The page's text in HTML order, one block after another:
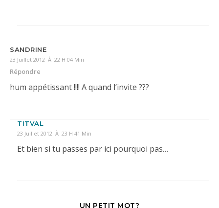
SANDRINE
23 Juillet 2012 À 22 H 04 Min
Répondre
hum appétissant !!!! A quand l’invite ???
TITVAL
23 Juillet 2012 À 23 H 41 Min
Et bien si tu passes par ici pourquoi pas…
UN PETIT MOT?